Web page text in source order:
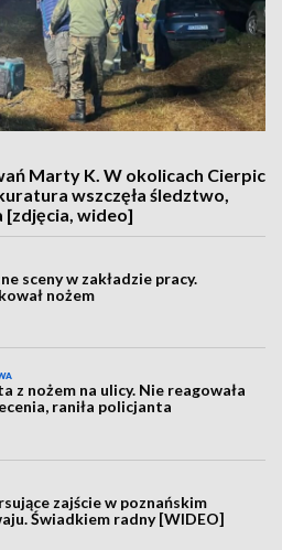
Marty K. W okolicach Cierpic
wszczęła śledztwo,
[zdjęcia, wideo]
sceny w zakładzie pracy.
nożem
z nożem na ulicy. Nie reagowała
raniła policjanta
zajście w poznańskim
Świadkiem radny [WIDEO]